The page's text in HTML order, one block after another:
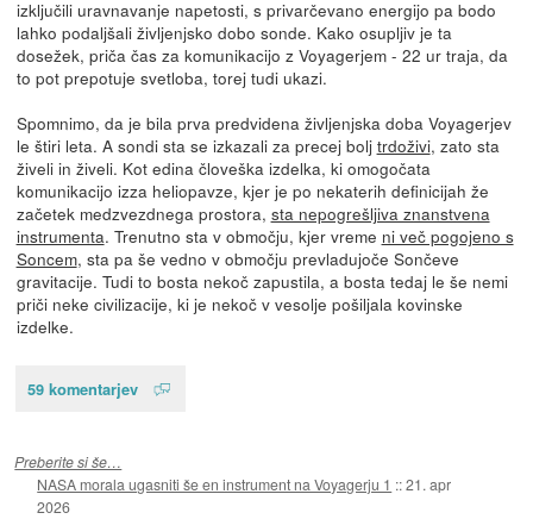
izključili uravnavanje napetosti, s privarčevano energijo pa bodo
lahko podaljšali življenjsko dobo sonde. Kako osupljiv je ta
dosežek, priča čas za komunikacijo z Voyagerjem - 22 ur traja, da
to pot prepotuje svetloba, torej tudi ukazi.
Spomnimo, da je bila prva predvidena življenjska doba Voyagerjev
le štiri leta. A sondi sta se izkazali za precej bolj trdoživi, zato sta
živeli in živeli. Kot edina človeška izdelka, ki omogočata
komunikacijo izza heliopavze, kjer je po nekaterih definicijah že
začetek medzvezdnega prostora, sta nepogrešljiva znanstvena
instrumenta. Trenutno sta v območju, kjer vreme ni več pogojeno s
Soncem, sta pa še vedno v območju prevladujoče Sončeve
gravitacije. Tudi to bosta nekoč zapustila, a bosta tedaj le še nemi
priči neke civilizacije, ki je nekoč v vesolje pošiljala kovinske
izdelke.
59 komentarjev
Preberite si še…
NASA morala ugasniti še en instrument na Voyagerju 1 ::21. apr
2026